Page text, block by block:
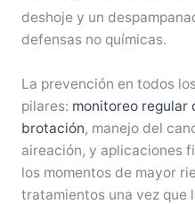
deshoje y un
defensas no químicas.
La prevención en todos
pilares: monitoreo regular
brotación, manejo del
aireación, y aplicaciones
los momentos de mayor
tratamientos una vez que